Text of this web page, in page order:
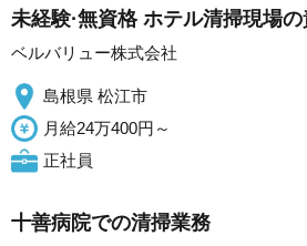
未経験·無資格 ホテル清掃現場
ベルバリュー株式会社
島根県 松江市
月給24万400円～
正社員
十善病院での清掃業務